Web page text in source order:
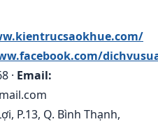
· Email:
P.13, Q. Bình Thạnh,